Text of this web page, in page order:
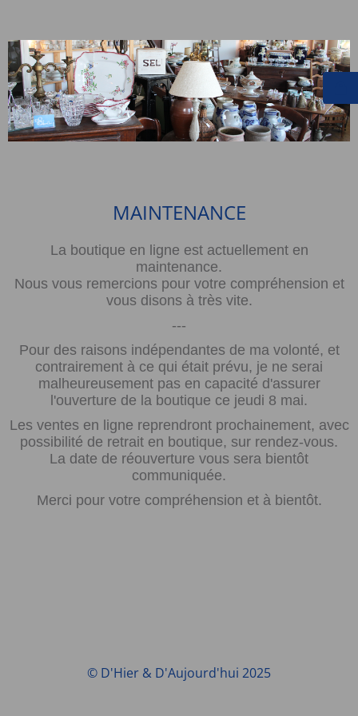
MAINTENANCE
La boutique en ligne est actuellement en
maintenance.
Nous vous remercions pour votre compréhension et
vous disons à très vite.
---
Pour des raisons indépendantes de ma volonté, et
contrairement à ce qui était prévu, je ne serai
malheureusement pas en capacité d'assurer
l'ouverture de la boutique ce jeudi 8 mai.
Les ventes en ligne reprendront prochainement, avec
possibilité de retrait en boutique, sur rendez-vous.
La date de réouverture vous sera bientôt
communiquée.
Merci pour votre compréhension et à bientôt.
© D'Hier & D'Aujourd'hui 2025